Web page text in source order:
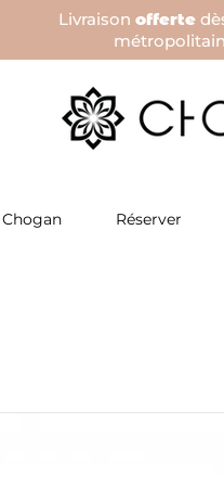
Livraison offerte
Réserver